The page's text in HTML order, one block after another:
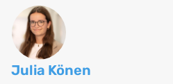
Julia Könen